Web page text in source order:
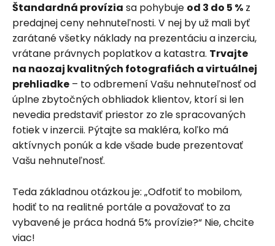
Štandardná provízia sa pohybuje od 3 do 5 % z
predajnej ceny nehnuteľnosti. V nej by už mali byť
zarátané všetky náklady na prezentáciu a inzerciu,
vrátane právnych poplatkov a katastra. Trvajte
na naozaj kvalitných fotografiách a virtuálnej
prehliadke – to odbremení Vašu nehnuteľnosť od
úplne zbytočných obhliadok klientov, ktorí si len
nevedia predstaviť priestor zo zle spracovaných
fotiek v inzercii. Pýtajte sa makléra, koľko má
aktívnych ponúk a kde všade bude prezentovať
Vašu nehnuteľnosť.
Teda základnou otázkou je: „Odfotiť to mobilom,
hodiť to na realitné portále a považovať to za
vybavené je práca hodná 5% provízie?“ Nie, chcite
viac!